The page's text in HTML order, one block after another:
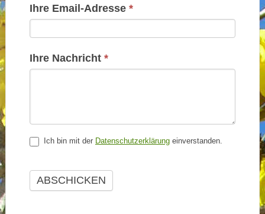
Ihre Email-Adresse *
Ihre Nachricht *
Ich bin mit der Datenschutzerklärungeinverstanden.
ABSCHICKEN